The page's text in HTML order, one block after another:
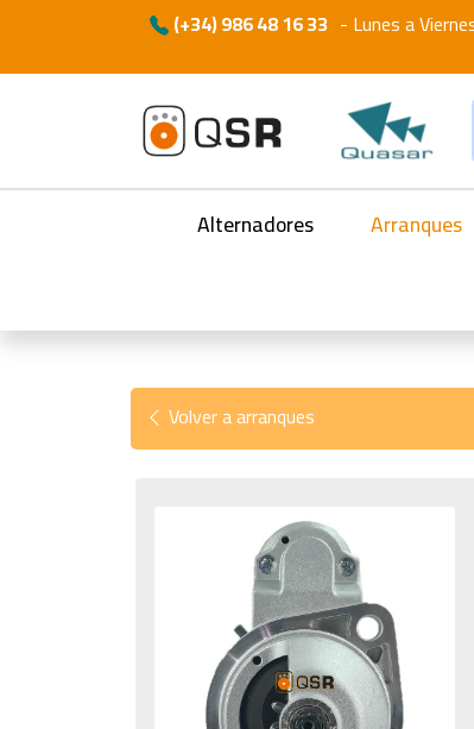
(+34) 986 48 16 33 - Lunes a
Alternadores Arranques
Volver a arranques